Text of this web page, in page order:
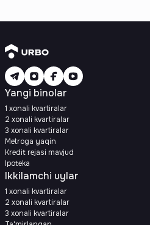
Yangi binolar
1 xonali kvartiralar
2 xonali kvartiralar
3 xonali kvartiralar
Metroga yaqin
Kredit rejasi mavjud
Ipoteka
Ikkilamchi uylar
1 xonali kvartiralar
2 xonali kvartiralar
3 xonali kvartiralar